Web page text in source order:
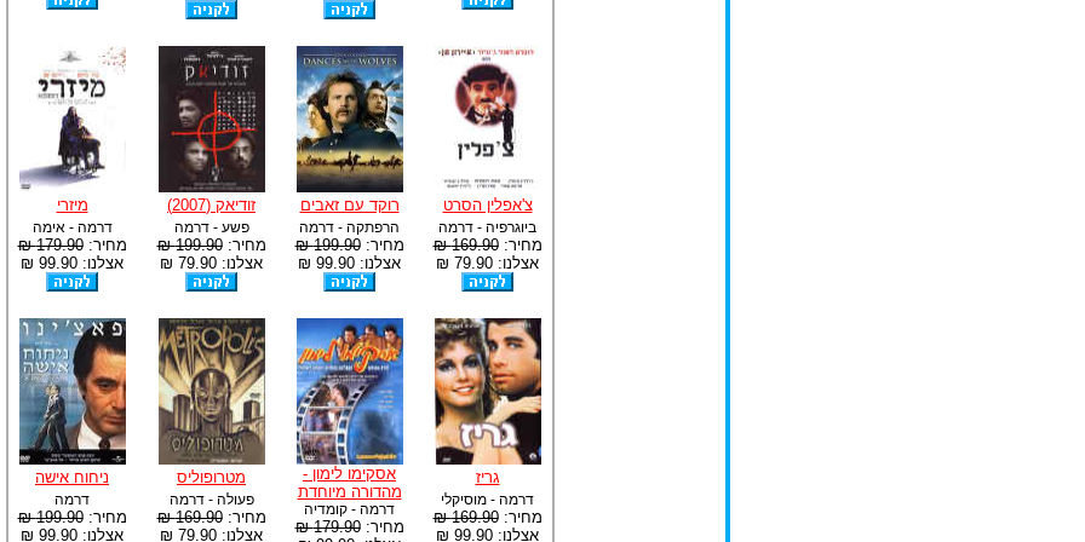
צ'אפלין הסרט
ביוגרפיה - דרמה
מחיר:169.90 ₪
אצלנו: 79.90 ₪
רוקד עם זאבים
הרפתקה - דרמה
מחיר:199.90 ₪
אצלנו: 99.90 ₪
זודיאק (2007)
פשע - דרמה
מחיר:199.90 ₪
אצלנו: 79.90 ₪
מיזרי
דרמה - אימה
מחיר:179.90 ₪
אצלנו: 99.90 ₪
גריז
דרמה - מוסיקלי
מחיר:169.90 ₪
אצלנו: 99.90 ₪
אסקימו לימון -
מהדורה מיוחדת
דרמה - קומדיה
מחיר:179.90 ₪
מטרופוליס
פעולה - דרמה
מחיר:169.90 ₪
אצלנו: 79.90 ₪
ניחוח אישה
דרמה
מחיר:199.90 ₪
אצלנו: 99.90 ₪